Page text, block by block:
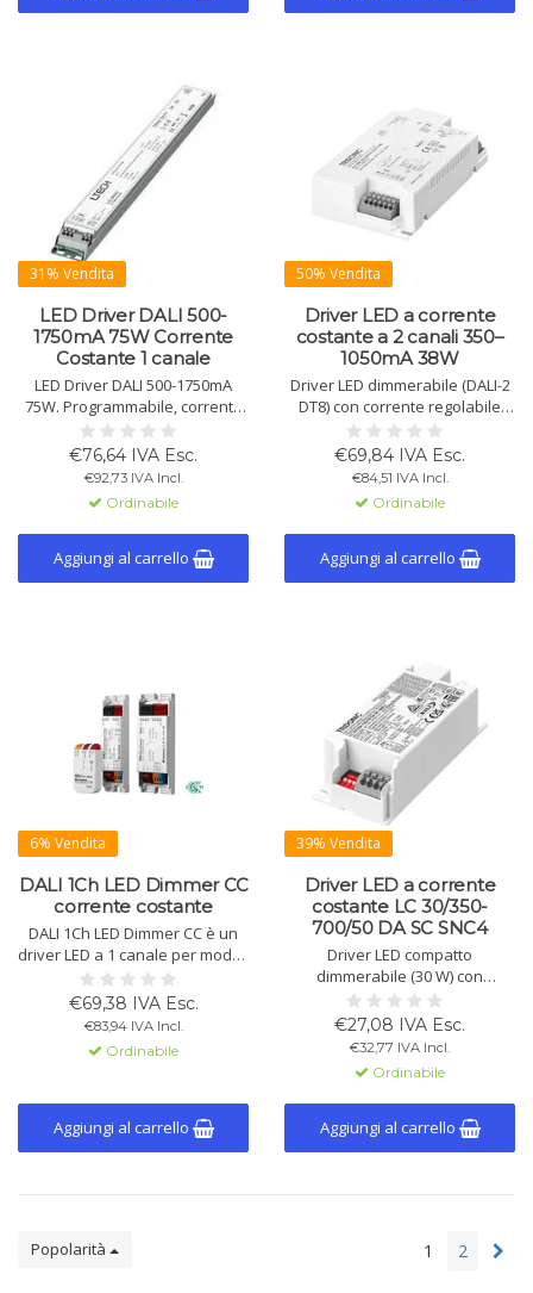
31% Vendita
LED Driver DALI 500-
1750mA 75W Corrente
Costante 1 canale
LED Driver DALI 500-1750mA
75W. Programmabile, corrente
costante, dimmerabile (0-100%)
via DALI-2 & Push DIM.
Protezione contro sovraccarico,
sovratensione e cortocircuito.
€76,64 IVA Esc.
€92,73 IVA Incl.
Ordinabile
Aggiungi al carrello
50% Vendita
Driver LED a corrente
costante a 2 canali 350–
1050mA 38W
Driver LED dimmerabile (DALI-2
DT8) con corrente regolabile
350-1050 mA. Max. 38W, 87% di
efficienza, IP20. Adatto per
apparecchi classe I & II,
illuminazione di emergenza e
Tunable White.
€69,84 IVA Esc.
€84,51 IVA Incl.
Ordinabile
Aggiungi al carrello
6% Vendita
DALI 1Ch LED Dimmer CC
corrente costante
DALI 1Ch LED Dimmer CC è un
driver LED a 1 canale per moduli
a corrente costante. Supporta
DALI e SwitchDim2, con
frequenza PWM regolabile e
funzioni di protezione.
Disponibile in 12-48V DC, 350mA
€69,38 IVA Esc.
€83,94 IVA Incl.
Ordinabile
Aggiungi al carrello
39% Vendita
Driver LED a corrente
costante LC 30/350-
700/50 DA SC SNC4
Driver LED compatto
dimmerabile (30 W) con
corrente costante regolabile
(350–700 mA), DALI-2, CLO, alta
efficienza. Per illuminazione
d’emergenza e decorativa.
€27,08 IVA Esc.
€32,77 IVA Incl.
Ordinabile
Aggiungi al carrello
Popolarità 1 2